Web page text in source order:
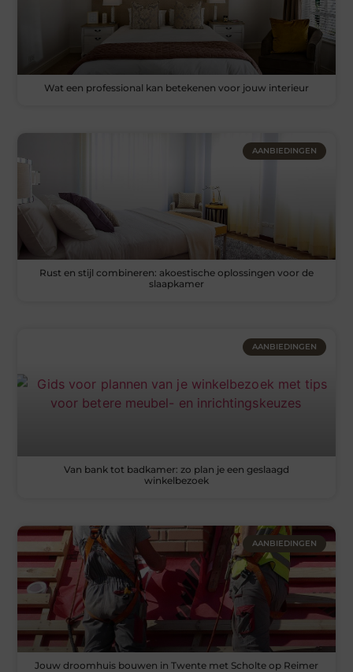
Wat een professional kan betekenen voor jouw interieur
AANBIEDINGEN
Rust en stijl combineren: akoestische oplossingen voor de
slaapkamer
AANBIEDINGEN
Van bank tot badkamer: zo plan je een geslaagd
winkelbezoek
AANBIEDINGEN
Jouw droomhuis bouwen in Twente met Scholte op Reimer